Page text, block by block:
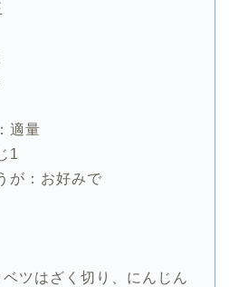
適量
1
が：お好みで
ツはざく切り、にんじん